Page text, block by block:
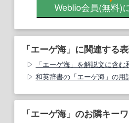
Weblio会員(無料)
「エーゲ海」に関連する
「エーゲ海」を解説文に含
和英辞書の「エーゲ海」の用
「エーゲ海」のお隣キー